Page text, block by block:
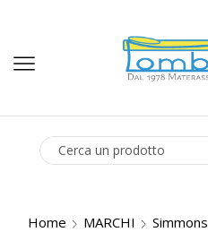
Home MARCHI Simmons